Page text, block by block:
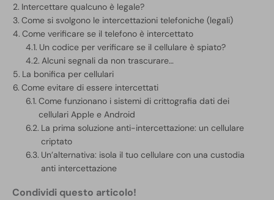
Intercettare qualcuno è legale?
Come si svolgono le intercettazioni telefoniche (legali)
Come verificare se il telefono è intercettato
Un codice per verificare se il cellulare è spiato?
Alcuni segnali da non trascurare…
La bonifica per cellulari
Come evitare di essere intercettati
Come funzionano i sistemi di crittografia dati dei
cellulari Apple e Android
La prima soluzione anti-intercettazione: un cellulare
criptato
Un’alternativa: isola il tuo cellulare con una custodia
anti intercettazione
Condividi questo articolo!